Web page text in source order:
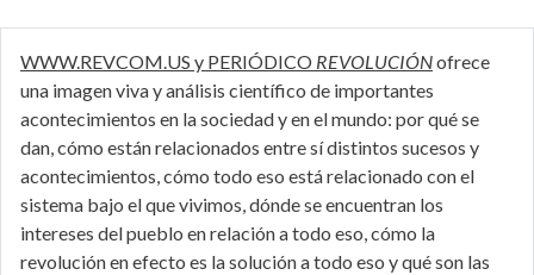
WWW.REVCOM.US y PERIÓDICO REVOLUCIÓNofrece
una imagen viva y análisis científico de importantes
acontecimientos en la sociedad y en el mundo: por qué se
dan, cómo están relacionados entre sí distintos sucesos y
acontecimientos, cómo todo eso está relacionado con el
sistema bajo el que vivimos, dónde se encuentran los
intereses del pueblo en relación a todo eso, cómo la
revolución en efecto es la solución a todo eso y qué son las